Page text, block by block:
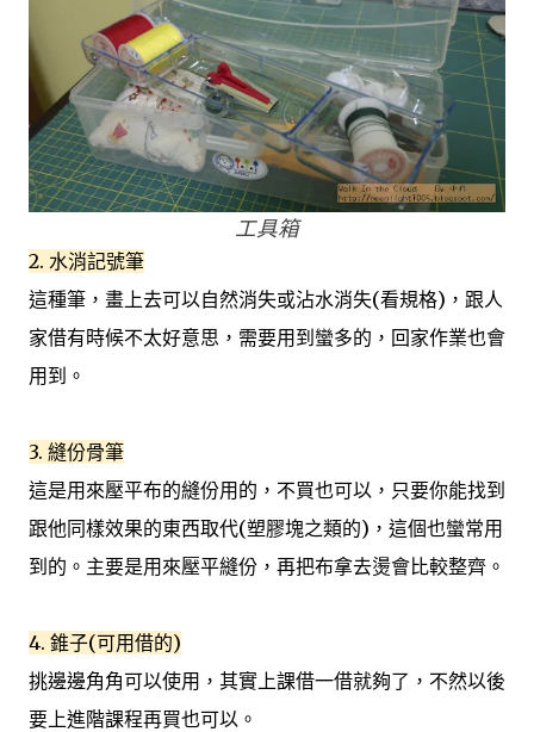
工具箱
2. 水消記號筆
這種筆，畫上去可以自然消失或沾水消失(看規格)，跟人
家借有時候不太好意思，需要用到蠻多的，回家作業也會
用到。
3. 縫份骨筆
這是用來壓平布的縫份用的，不買也可以，只要你能找到
跟他同樣效果的東西取代(塑膠塊之類的)，這個也蠻常用
到的。主要是用來壓平縫份，再把布拿去燙會比較整齊。
4. 錐子(可用借的)
挑邊邊角角可以使用，其實上課借一借就夠了，不然以後
要上進階課程再買也可以。